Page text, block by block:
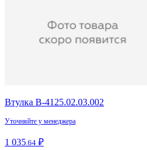
Втулка В-4125.02.03.002
Уточняйте у менеджера
1 035.64 ₽